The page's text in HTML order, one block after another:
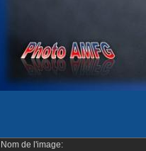
Nom de l'image: